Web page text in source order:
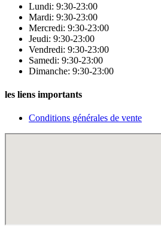
Lundi: 9:30-23:00
Mardi: 9:30-23:00
Mercredi: 9:30-23:00
Jeudi: 9:30-23:00
Vendredi: 9:30-23:00
Samedi: 9:30-23:00
Dimanche: 9:30-23:00
les liens importants
Conditions générales de vente